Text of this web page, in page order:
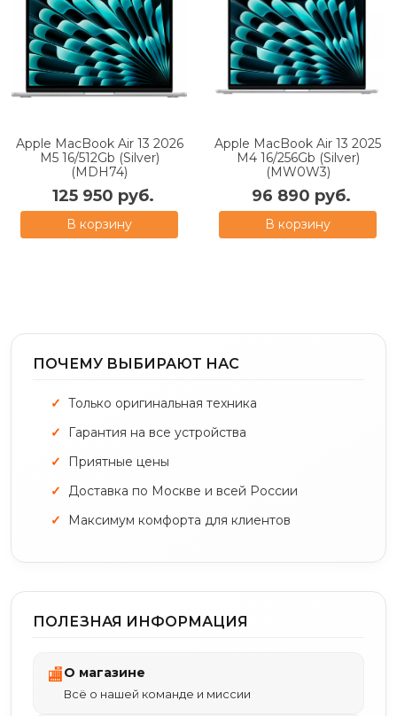
Apple MacBook Air 13 2026
M5 16/512Gb (Silver)
(MDH74)
125 950 руб.
В корзину
Apple MacBook Air 13 2025
M4 16/256Gb (Silver)
(MW0W3)
96 890 руб.
В корзину
ПОЧЕМУ ВЫБИРАЮТ НАС
Только оригинальная техника
Гарантия на все устройства
Приятные цены
Доставка по Москве и всей России
Максимум комфорта для клиентов
ПОЛЕЗНАЯ ИНФОРМАЦИЯ
🏬О магазине
Всё о нашей команде и миссии